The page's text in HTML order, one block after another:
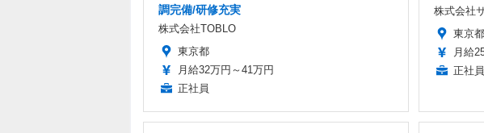
調完備/研修充実
株式会社TOBLO
東京都
月給32万円～41万円
正社員
株式会社
東京都
月給
正社員